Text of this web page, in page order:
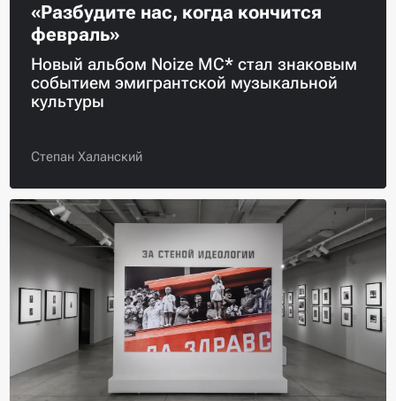
«Разбудите нас, когда кончится
февраль»
Новый альбом Noize MC* стал знаковым
событием эмигрантской музыкальной
культуры
Степан Халанский